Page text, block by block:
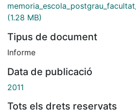
(1.28 MB)
Tipus de document
Informe
Data de publicació
2011
Tots els drets reservats